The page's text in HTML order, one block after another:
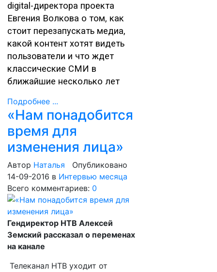
digital-директора проекта
Евгения Волкова о том, как
стоит перезапускать медиа,
какой контент хотят видеть
пользователи и что ждет
классические СМИ в
ближайшие несколько лет
Подробнее ...
«Нам понадобится
время для
изменения лица»
Автор Наталья
Опубликовано
14-09-2016 в Интервью месяца
Всего комментариев: 0
Гендиректор НТВ Алексей
Земский рассказал о переменах
на канале
Телеканал НТВ уходит от